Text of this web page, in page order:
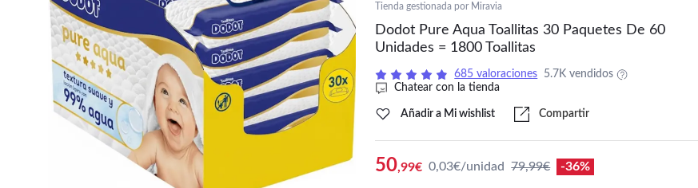
Tienda gestionada por Miravia
Dodot Pure Aqua Toallitas 30 Paquetes De 60
Unidades = 1800 Toallitas
685 valoraciones
5.7K vendidos
Chatear con la tienda
Añadir a Mi wishlist Compartir
50,99€ 0,03€/unidad 79,99€ -36%